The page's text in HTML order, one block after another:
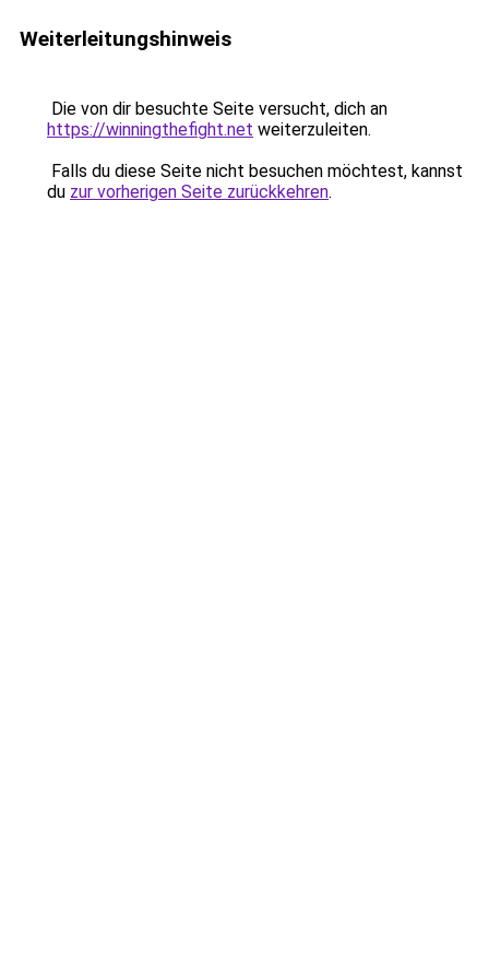
Weiterleitungshinweis
Die von dir besuchte Seite versucht, dich an
https://winningthefight.net weiterzuleiten.
Falls du diese Seite nicht besuchen möchtest, kannst
du zur vorherigen Seite zurückkehren.